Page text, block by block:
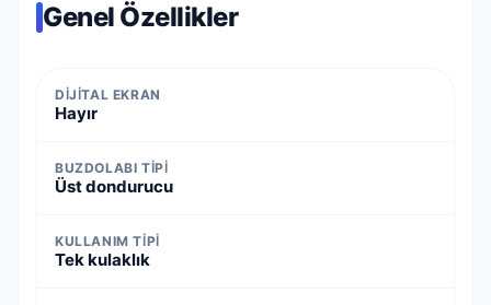
Genel Özellikler
DIJITAL EKRAN
Hayır
BUZDOLABI TIPI
Üst dondurucu
KULLANIM TIPI
Tek kulaklık